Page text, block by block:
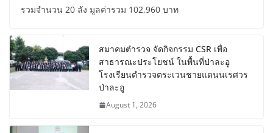
รวมจำนวน 20 ลัง มูลค่ารวม 102,960 บาท
สมาคมตำรวจ จัดกิจกรรม CSR เพื่อ
สาธารณะประโยชน์ ในพื้นที่ป่าละอู
โรงเรียนตำรวจตระเวนชายแดนนเรศวร
ป่าละอู
August 1, 2026